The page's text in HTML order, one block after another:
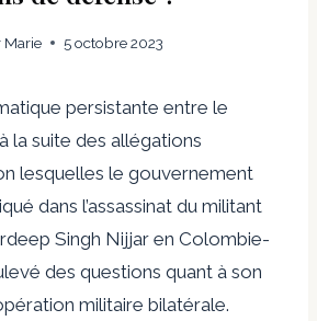
Marie 5 octobre 2023
persistante entre le
la suite des allégations
lesquelles le gouvernement
dans l’assassinat du militant
Singh Nijjar en Colombie-
des questions quant à son
militaire bilatérale.